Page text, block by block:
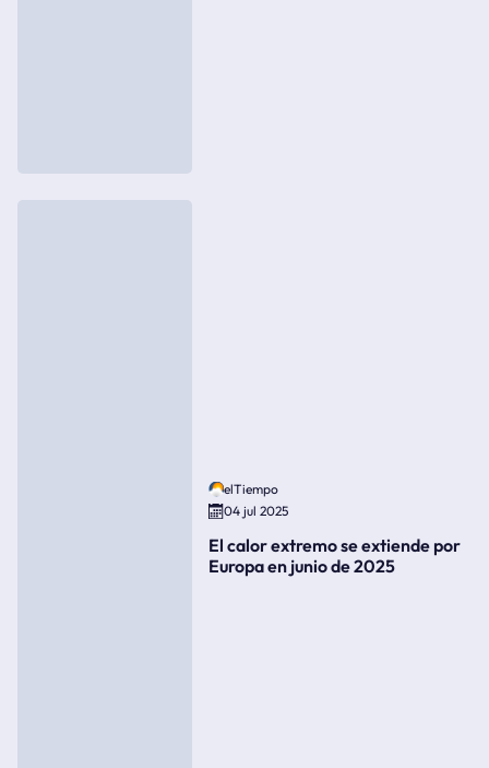
elTiempo
04 jul 2025
El calor extremo se extiende por
Europa en junio de 2025